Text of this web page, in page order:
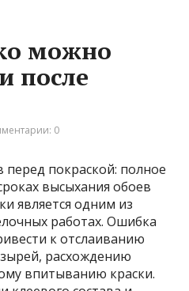
можно
после
0
покраской: полное
высыхания обоев
является одним из
работах. Ошибка
к отслаиванию
расхождению
впитыванию краски.